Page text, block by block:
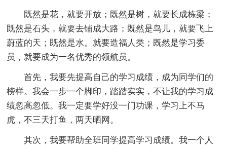
既然是花，就要开放；既然是树，就要长成栋梁；
既然是石头，就要去铺成大路；既然是鸟儿，就要飞上
蔚蓝的天；既然是水。就要造福人类；既然是学习委
员，就要成为一名优秀的领航员。
首先，我要先提高自己的学习成绩，成为同学们的
榜样。我会一步一个脚印，踏踏实实，不让我的学习成
绩忽高忽低。我一定要学好没一门功课，学习上不马
虎，不三天打鱼，两天晒网。
其次，我要帮助全班同学提高学习成绩。我一个人